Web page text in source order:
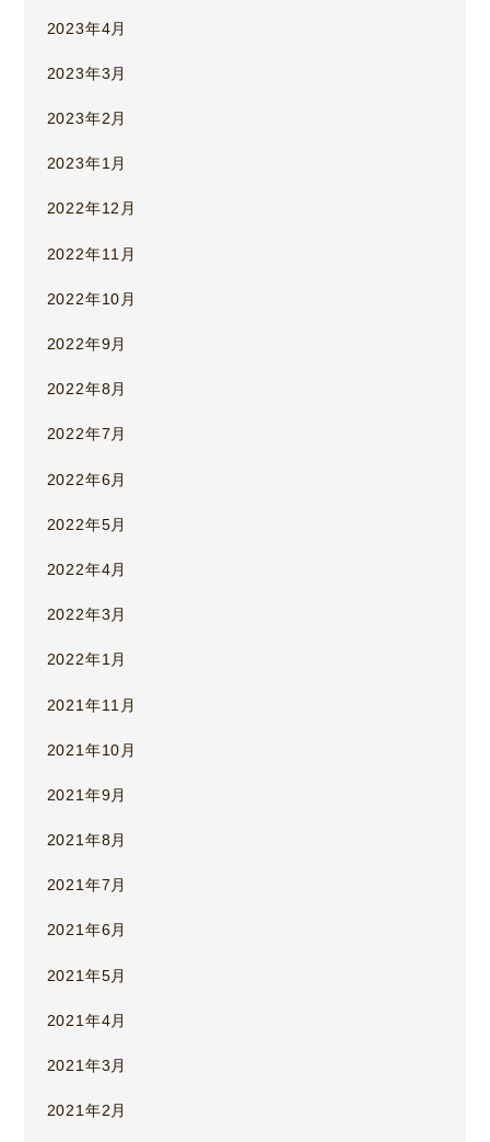
2023年4月
2023年3月
2023年2月
2023年1月
2022年12月
2022年11月
2022年10月
2022年9月
2022年8月
2022年7月
2022年6月
2022年5月
2022年4月
2022年3月
2022年1月
2021年11月
2021年10月
2021年9月
2021年8月
2021年7月
2021年6月
2021年5月
2021年4月
2021年3月
2021年2月